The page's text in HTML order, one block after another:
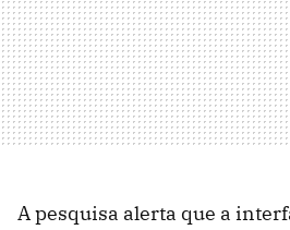
A pesquisa alerta que a